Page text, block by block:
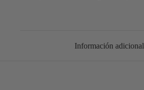
Información adicional